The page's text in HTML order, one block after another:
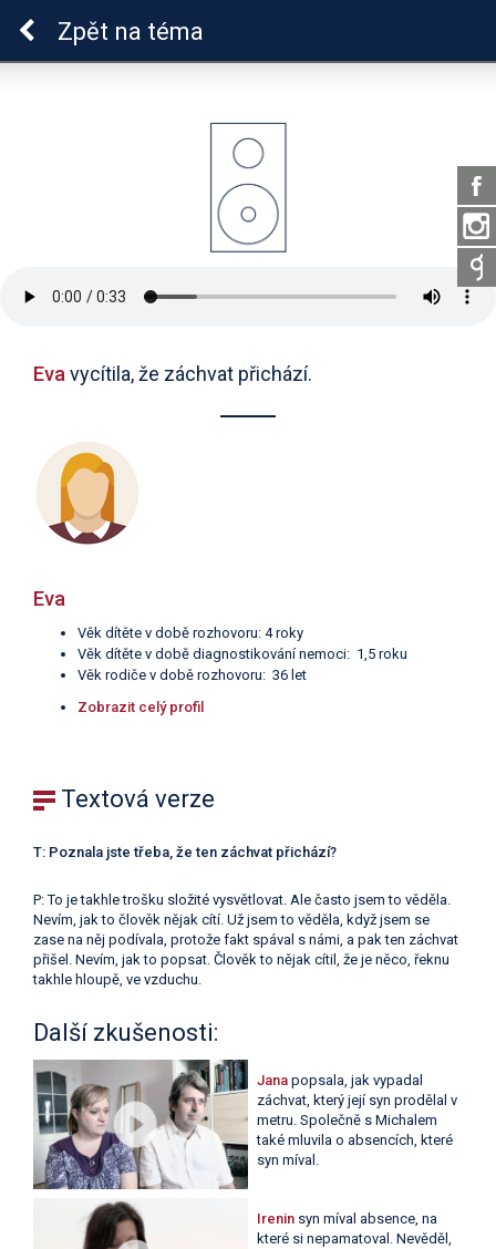
Epilepsie u dětí
Zpět na téma
Eva vycítila, že záchvat přichází.
Eva
Věk dítěte v době rozhovoru: 4 roky
Věk dítěte v době diagnostikování nemoci: 1,5 roku
Věk rodiče v době rozhovoru: 36 let
Zobrazit celý profil
Textová verze
T: Poznala jste třeba, že ten záchvat přichází?
P: To je takhle trošku složité vysvětlovat. Ale často jsem to věděla.
Nevím, jak to člověk nějak cítí. Už jsem to věděla, když jsem se
zase na něj podívala, protože fakt spával s námi, a pak ten záchvat
přišel. Nevím, jak to popsat. Člověk to nějak cítil, že je něco, řeknu
takhle hloupě, ve vzduchu.
Další zkušenosti:
Jana popsala, jak vypadal
záchvat, který její syn prodělal v
metru. Společně s Michalem
také mluvila o absencích, které
syn míval.
Irenin syn míval absence, na
které si nepamatoval. Nevěděl,